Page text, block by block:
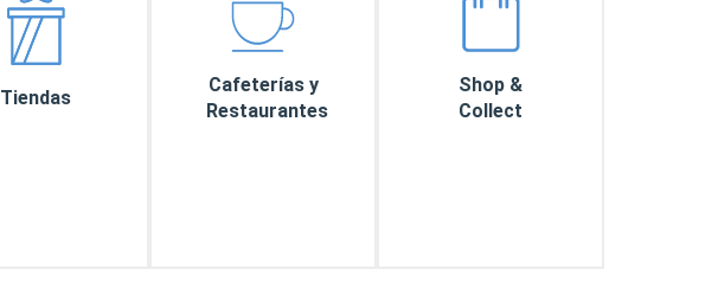
Tiendas
Cafeterías y
Restaurantes
Shop &
Collect